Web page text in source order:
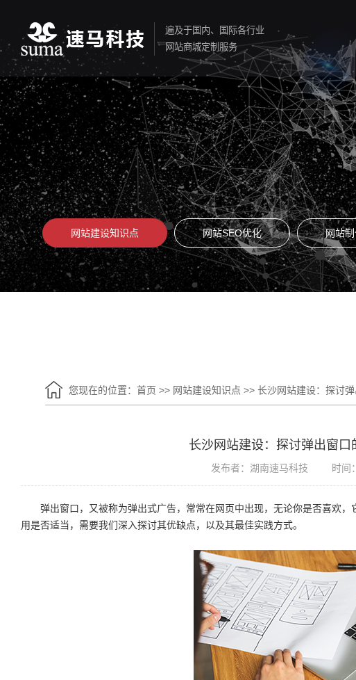
遍及于国内、国际各行业
网站商城定制服务
网站建设知识点 网站SEO优化 网站
您现在的位置： 首页 >> 网站建设知识点 >> 长沙网站建设：探讨
长沙网站建设：探讨弹出窗
发布者：湖南速马科技 时间
弹出窗口，又被称为弹出式广告，常常在网页中出现，无论你是否喜欢
用是否适当，需要我们深入探讨其优缺点，以及其最佳实践方式。